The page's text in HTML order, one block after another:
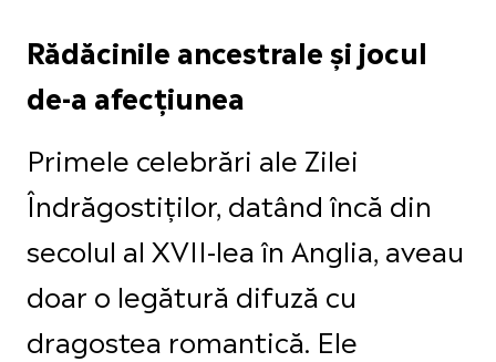
Rădăcinile ancestrale și jocul
de-a afecțiunea
Primele celebrări ale Zilei
Îndrăgostiților, datând încă din
secolul al XVII-lea în Anglia, aveau
doar o legătură difuză cu
dragostea romantică. Ele